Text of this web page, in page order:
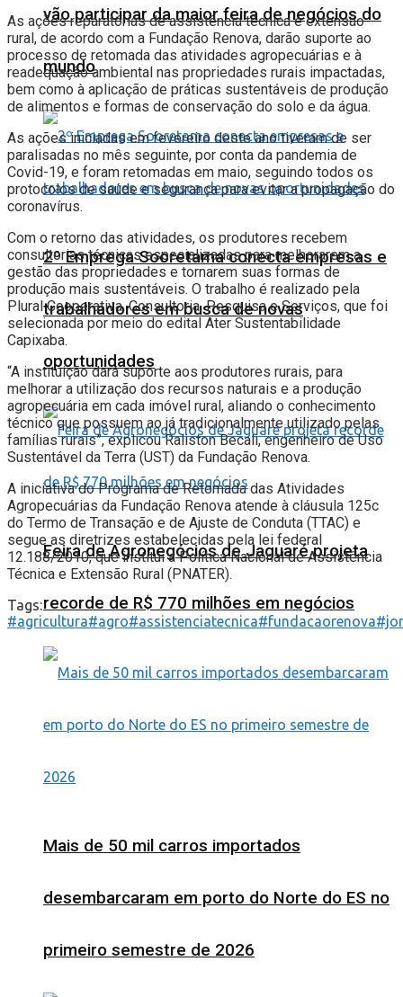
vão participar da maior feira de negócios do
mundo
2º Emprega Sooretama conecta empresas e
trabalhadores em busca de novas
oportunidades
Feira de Agronegócios de Jaguaré projeta
recorde de R$ 770 milhões em negócios
Mais de 50 mil carros importados
desembarcaram em porto do Norte do ES no
primeiro semestre de 2026
As ações reparatórias de assistência técnica e extensão
rural, de acordo com a Fundação Renova, darão suporte ao
processo de retomada das atividades agropecuárias e à
readequação ambiental nas propriedades rurais impactadas,
bem como à aplicação de práticas sustentáveis de produção
de alimentos e formas de conservação do solo e da água.
As ações iniciadas em fevereiro deste ano tiveram de ser
paralisadas no mês seguinte, por conta da pandemia de
Covid-19, e foram retomadas em maio, seguindo todos os
protocolos de saúde e segurança para evitar a propagação do
coronavírus.
Com o retorno das atividades, os produtores recebem
consultorias técnicas especializadas para melhorarem a
gestão das propriedades e tornarem suas formas de
produção mais sustentáveis. O trabalho é realizado pela
Plural Cooperativa, Consultoria, Pesquisa e Serviços, que foi
selecionada por meio do edital Ater Sustentabilidade
Capixaba.
“A instituição dará suporte aos produtores rurais, para
melhorar a utilização dos recursos naturais e a produção
agropecuária em cada imóvel rural, aliando o conhecimento
técnico que possuem ao já tradicionalmente utilizado pelas
famílias rurais”, explicou Raliston Becali, engenheiro de Uso
Sustentável da Terra (UST) da Fundação Renova.
A iniciativa do Programa de Retomada das Atividades
Agropecuárias da Fundação Renova atende à cláusula 125c
do Termo de Transação e de Ajuste de Conduta (TTAC) e
segue as diretrizes estabelecidas pela lei federal
12.188/2010, que institui a Política Nacional de Assistência
Técnica e Extensão Rural (PNATER).
Tags:
#agricultura#agro#assistenciatecnica#fundacaorenova